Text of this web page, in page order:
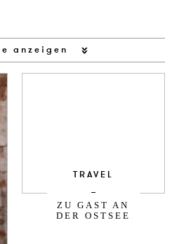
anzeigen
TRAVEL
ZU GAST AN
DER OSTSEE